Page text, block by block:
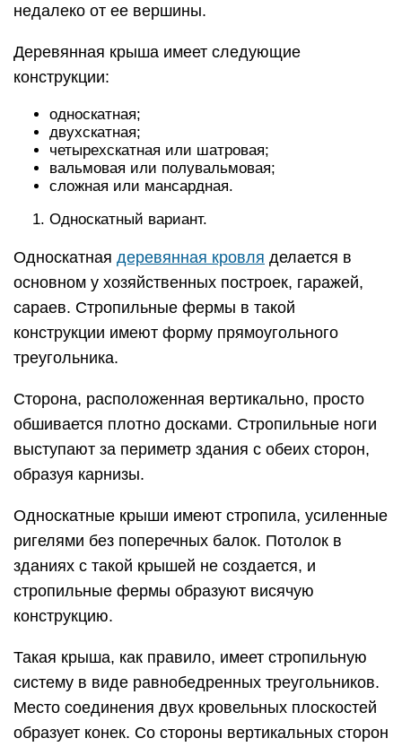
недалеко от ее вершины.
Деревянная крыша имеет следующие
конструкции:
односкатная;
двухскатная;
четырехскатная или шатровая;
вальмовая или полувальмовая;
сложная или мансардная.
Односкатный вариант.
Односкатная деревянная кровля делается в
основном у хозяйственных построек, гаражей,
сараев. Стропильные фермы в такой
конструкции имеют форму прямоугольного
треугольника.
Сторона, расположенная вертикально, просто
обшивается плотно досками. Стропильные ноги
выступают за периметр здания с обеих сторон,
образуя карнизы.
Односкатные крыши имеют стропила, усиленные
ригелями без поперечных балок. Потолок в
зданиях с такой крышей не создается, и
стропильные фермы образуют висячую
конструкцию.
Такая крыша, как правило, имеет стропильную
систему в виде равнобедренных треугольников.
Место соединения двух кровельных плоскостей
образует конек. Со стороны вертикальных сторон